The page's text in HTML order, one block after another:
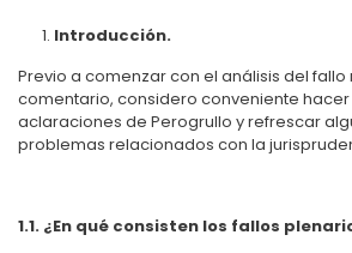
Introducción.
Previo a comenzar con el análisis del
comentario, considero conveniente
aclaraciones de Perogrullo y refrescar
problemas relacionados con la
1.1. ¿En qué consisten los fallos